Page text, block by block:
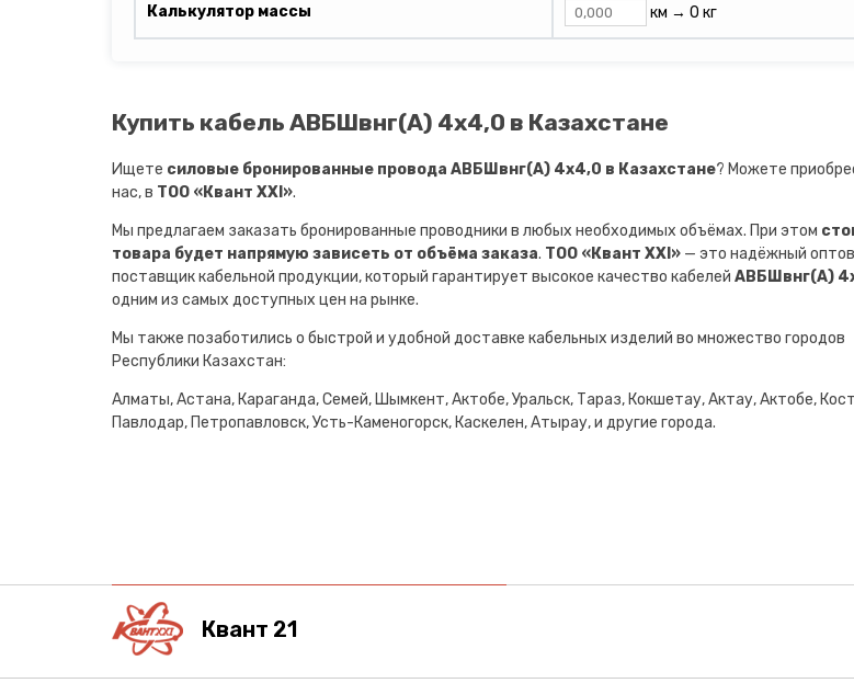
Калькулятор массы км → 0 кг
Купить кабель АВБШвнг(A) 4х4,0 в Казахстане
Ищете силовые бронированные провода АВБШвнг(A) 4х4,0 в Казахстане? Можете
нас, в ТОО «Квант XXI».
Мы предлагаем заказать бронированные проводники в любых необходимых объёмах. При этом
товара будет напрямую зависеть от объёма заказа. ТОО «Квант XXI» — это надёжный
поставщик кабельной продукции, который гарантирует высокое качество кабелей АВБШвнг(A)
одним из самых доступных цен на рынке.
Мы также позаботились о быстрой и удобной доставке кабельных изделий во множество городов
Республики Казахстан:
Алматы, Астана, Караганда, Семей, Шымкент, Актобе, Уральск, Тараз, Кокшетау, Актау, Актобе,
Павлодар, Петропавловск, Усть-Каменогорск, Каскелен, Атырау, и другие города.
Квант 21